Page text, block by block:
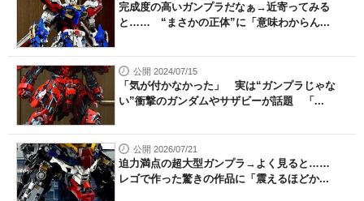
完成度の高いガンプラだなぁ→近寄ってみる
と…… “まさかの正体”に「意味わからん...
公開 2024/07/15
「気が付かなかった」 実は“ガンプラじゃな
い”衝撃のガンダムやサザビーが話題 「...
公開 2026/07/21
迫力満点の超大型ガンプラ→よく見ると……
レゴで作った驚きの作品に「震えるほどか...